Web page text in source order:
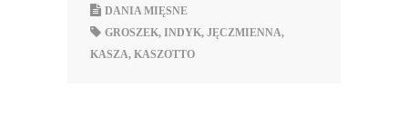
DANIA MIĘSNE
GROSZEK, INDYK, JĘCZMIENNA,
KASZA, KASZOTTO